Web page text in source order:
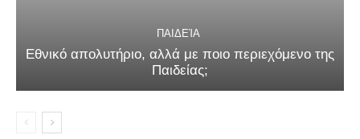
ΠΑΙΔΕΊΑ
Εθνικό απολυτήριο, αλλά με ποιο περιεχόμενο της
Παιδείας;